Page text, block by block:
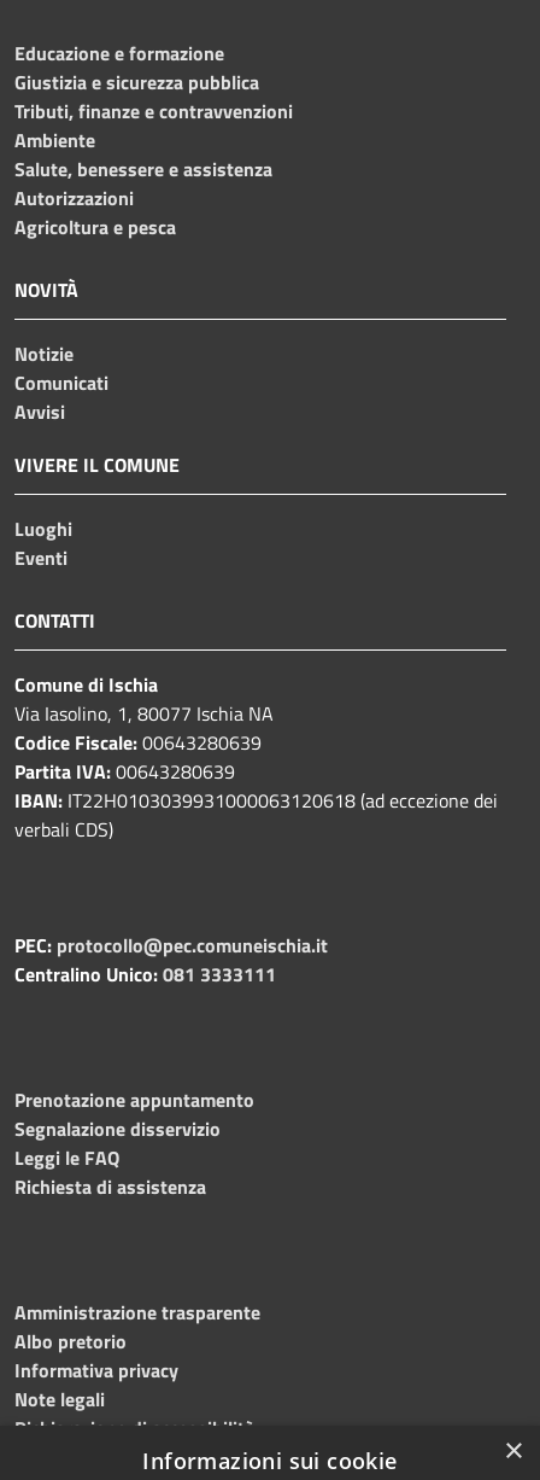
Educazione e formazione
Giustizia e sicurezza pubblica
Tributi, finanze e contravvenzioni
Ambiente
Salute, benessere e assistenza
Autorizzazioni
Agricoltura e pesca
NOVITÀ
Notizie
Comunicati
Avvisi
VIVERE IL COMUNE
Luoghi
Eventi
CONTATTI
Comune di Ischia
Via Iasolino, 1, 80077 Ischia NA
Codice Fiscale:00643280639
Partita IVA:00643280639
IBAN: IT22H0103039931000063120618 (ad eccezione dei
verbali CDS)
PEC: protocollo@pec.comuneischia.it
Centralino Unico:081 3333111
Prenotazione appuntamento
Segnalazione disservizio
Leggi le FAQ
Richiesta di assistenza
Amministrazione trasparente
Albo pretorio
Informativa privacy
Note legali
Dichiarazione di accessibilità
Obiettivi accessibilità 2026
×
Informazioni sui cookie